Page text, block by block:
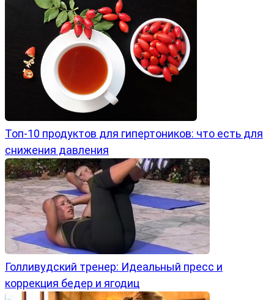
Топ-10 продуктов для гипертоников: что есть для
снижения давления
Голливудский тренер: Идеальный пресс и
коррекция бедер и ягодиц